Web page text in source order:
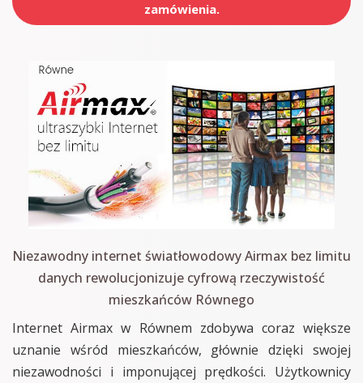
zamówienia.
Niezawodny internet światłowodowy Airmax bez limitu
danych rewolucjonizuje cyfrową rzeczywistość
mieszkańców Równego
Internet Airmax w Równem zdobywa coraz większe
uznanie wśród mieszkańców, głównie dzięki swojej
niezawodności i imponującej prędkości. Użytkownicy